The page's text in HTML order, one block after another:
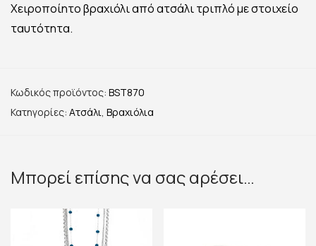
Χειροποίητο βραχιόλι από ατσάλι τριπλό με στοιχείο
ταυτότητα.
Κωδικός προϊόντος: BST870
Κατηγορίες: Ατσάλι Βραχιόλια
Μπορεί επίσης να σας αρέσει…